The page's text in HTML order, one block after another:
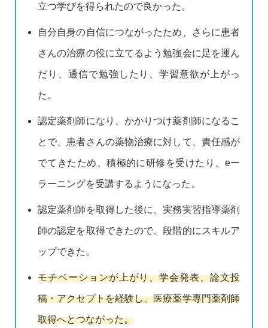
立つ学びを得られたので良かった。
自分自身の自信につながったため、さらに患者
さんの治療の役に立てるよう勉強会に足を運ん
だり、通信で勉強したり、学習意欲が上がっ
た。
認定薬剤師になり、かかりつけ薬剤師になるこ
とで、患者さんの薬物治療に対して、責任感が
でてきたため、積極的に研修を受けたり、eー
ラーニングを受講するようになった。
認定薬剤師を取得した後に、実務実習指導薬剤
師の認定を取得できたので、段階的にスキルア
ップできた。
モチベーションが上がり、学会発表、論文投
稿・アクセプトを経験し、医療薬学専門薬剤師
取得へとつながった。